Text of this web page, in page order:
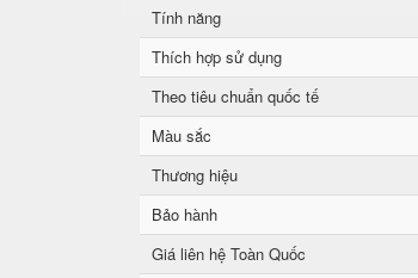
Tính năng
Thích hợp sử dụng
Theo tiêu chuẩn quốc tế
Màu sắc
Thương hiệu
Bảo hành
Giá liên hệ Toàn Quốc